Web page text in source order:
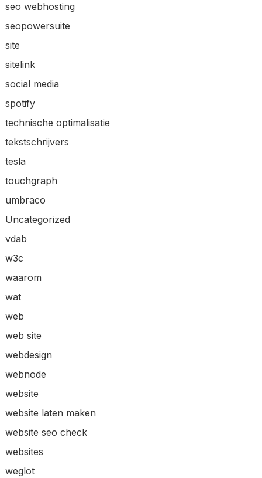
seo webhosting
seopowersuite
site
sitelink
social media
spotify
technische optimalisatie
tekstschrijvers
tesla
touchgraph
umbraco
Uncategorized
vdab
w3c
waarom
wat
web
web site
webdesign
webnode
website
website laten maken
website seo check
websites
weglot